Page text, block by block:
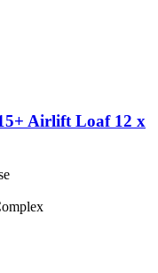
Airlift Loaf 12 x